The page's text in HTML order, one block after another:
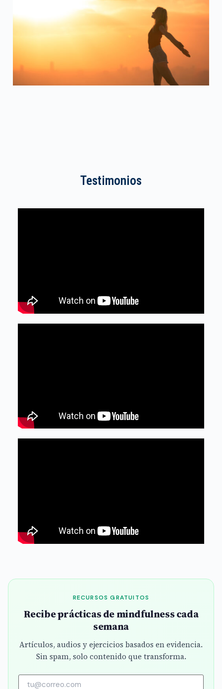
Testimonios
RECURSOS GRATUITOS
Recibe prácticas de mindfulness cada
semana
Artículos, audios y ejercicios basados en evidencia.
Sin spam, solo contenido que transforma.